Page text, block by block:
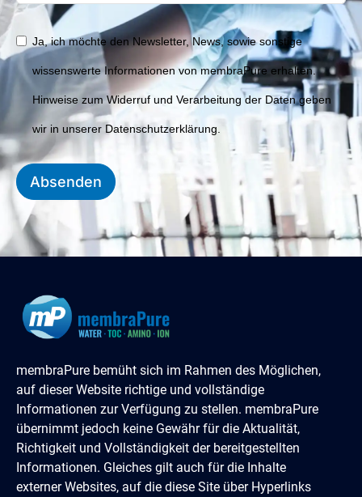
Ja, ich möchte den Newsletter, News, sowie sonstige
wissenswerte Informationen von membraPure erhalten.
Hinweise zum Widerruf und Verarbeitung der Daten geben
wir in unserer Datenschutzerklärung.
Absenden
membraPure bemüht sich im Rahmen des Möglichen,
auf dieser Website richtige und vollständige
Informationen zur Verfügung zu stellen. membraPure
übernimmt jedoch keine Gewähr für die Aktualität,
Richtigkeit und Vollständigkeit der bereitgestellten
Informationen. Gleiches gilt auch für die Inhalte
externer Websites, auf die diese Site über Hyperlinks